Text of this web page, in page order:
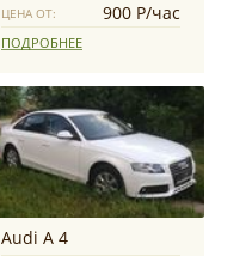
ЦЕНА ОТ: 900 Р/час
ПОДРОБНЕЕ
Audi А 4